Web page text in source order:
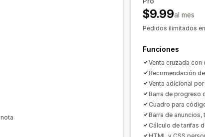
Recompensas por niveles
Descuentos al por mayor
Notas personalizadas
Hacer una venta adicional
Complementos de productos
Compras conjuntas
Procesamiento prioritario
Informes y estadísticas
Tasas de clics
Rendimiento de
Rendimiento del embudo
$9.99al mes
Pedidos ilimitados
Funciones
Venta cruzada con
Recomendación
Venta adicional
Barra de progreso
Cuadro para
Barra de
Cálculo de tarifas